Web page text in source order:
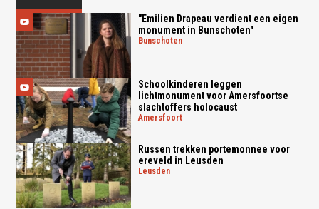
"Emilien Drapeau verdient een eigen
monument in Bunschoten"
bunschoten
Schoolkinderen leggen
lichtmonument voor Amersfoortse
slachtoffers holocaust
amersfoort
Russen trekken portemonnee voor
ereveld in Leusden
leusden